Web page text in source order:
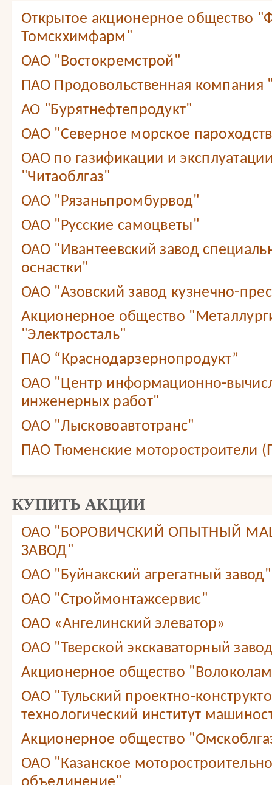
Открытое акционерное общество
Томскхимфарм"
ОАО "Востокремстрой"
ПАО Продовольственная
АО "Бурятнефтепродукт"
ОАО "Северное морское
ОАО по газификации и эксплуатации
"Читаоблгаз"
ОАО "Рязаньпромбурвод"
ОАО "Русские самоцветы"
ОАО "Ивантеевский завод
оснастки"
ОАО "Азовский завод кузнечно-
Акционерное общество
"Электросталь"
ПАО “Краснодарзернопродукт”
ОАО "Центр информационно-
инженерных работ"
ОАО "Лысковоавтотранс"
ПАО Тюменские моторостроители
КУПИТЬ АКЦИИ
ОАО "БОРОВИЧСКИЙ ОПЫТНЫЙ
ЗАВОД"
ОАО "Буйнакский агрегатный завод"
ОАО "Строймонтажсервис"
ОАО «Ангелинский элеватор»
ОАО "Тверской экскаваторный
Акционерное общество
ОАО "Тульский проектно-
технологический институт
Акционерное общество
ОАО "Казанское